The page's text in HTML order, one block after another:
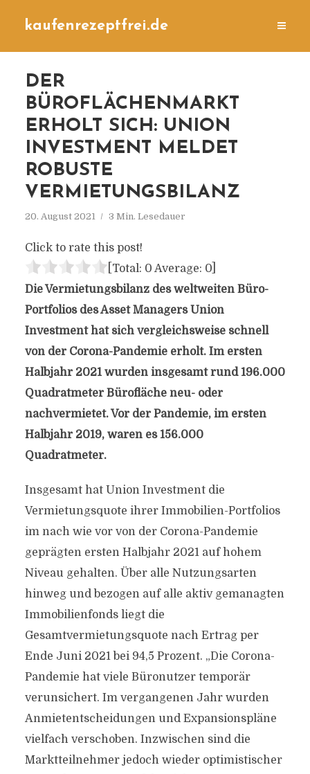
kaufenrezeptfrei.de
DER
BÜROFLÄCHENMARKT
ERHOLT SICH: UNION
INVESTMENT MELDET
ROBUSTE
VERMIETUNGSBILANZ
20. August 2021 3 Min. Lesedauer
Click to rate this post!
[Total: 0 Average: 0]
Die Vermietungsbilanz des weltweiten Büro-
Portfolios des Asset Managers Union
Investment hat sich vergleichsweise schnell
von der Corona-Pandemie erholt. Im ersten
Halbjahr 2021 wurden insgesamt rund 196.000
Quadratmeter Bürofläche neu- oder
nachvermietet. Vor der Pandemie, im ersten
Halbjahr 2019, waren es 156.000
Quadratmeter.
Insgesamt hat Union Investment die
Vermietungsquote ihrer Immobilien-Portfolios
im nach wie vor von der Corona-Pandemie
geprägten ersten Halbjahr 2021 auf hohem
Niveau gehalten. Über alle Nutzungsarten
hinweg und bezogen auf alle aktiv gemanagten
Immobilienfonds liegt die
Gesamtvermietungsquote nach Ertrag per
Ende Juni 2021 bei 94,5 Prozent. „Die Corona-
Pandemie hat viele Büronutzer temporär
verunsichert. Im vergangenen Jahr wurden
Anmietentscheidungen und Expansionspläne
vielfach verschoben. Inzwischen sind die
Marktteilnehmer jedoch wieder optimistischer